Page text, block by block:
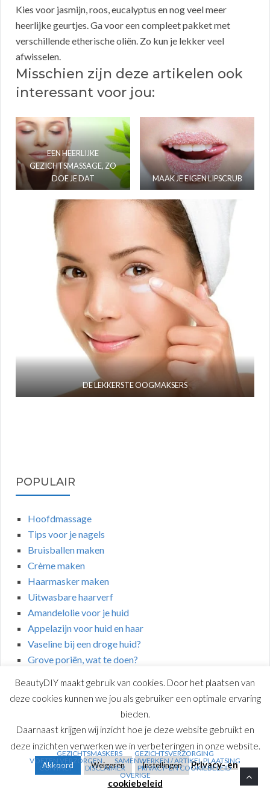
Kies voor jasmijn, roos, eucalyptus en nog veel meer
heerlijke geurtjes. Ga voor een compleet pakket met
verschillende etherische oliën. Zo kun je lekker veel
afwisselen.
Misschien zijn deze artikelen ook
interessant voor jou:
EEN HEERLIJKE
GEZICHTSMASSAGE, ZO
DOE JE DAT
MAAK JE EIGEN LIPSCRUB
DE LEKKERSTE OOGMAKSERS
POPULAIR
Hoofdmassage
Tips voor je nagels
Bruisballen maken
Crème maken
Haarmasker maken
Uitwasbare haarverf
Amandelolie voor je huid
Appelazijn voor huid en haar
Vaseline bij een droge huid?
Grove poriën, wat te doen?
COPYRIGHT © 2026 | BEAUTYDIY.NL
GEZICHTSMASKERS
GEZICHTSVERZORGING
VOETEN VERZORGEN
SAMENWERKEN / ARTIKEL PLAATSING
CONTACT
DISCLAIMER
PRIVACY- EN COOKIEBELEID
OVERIGE
BeautyDIY maakt gebruik van cookies. Door het plaatsen van
deze cookies kunnen we jou als gebruiker een optimale ervaring
bieden.
Daarnaast krijgen wij inzicht hoe je deze website gebruikt en
deze inzichten verwerken we in verbeteringen in onze website.
Akkoord Weigeren Instellingen
Privacy- en
cookiebeleid